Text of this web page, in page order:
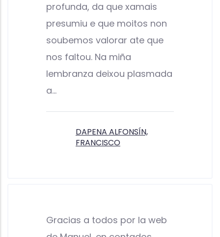
profunda, da que xamais
presumiu e que moitos non
soubemos valorar ate que
nos faltou. Na miña
lembranza deixou plasmada
a…
DAPENA ALFONSÍN,
FRANCISCO
Gracias a todos por la web